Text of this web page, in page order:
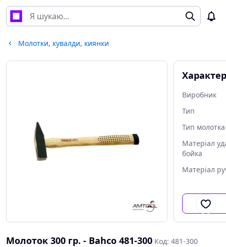
Молотки, кувалди, киянки
Виробник
Тип
Тип молотка
Матеріал
бойка
Матеріал
Молоток 300 гр. - Bahco 481-300 Код: 481-300